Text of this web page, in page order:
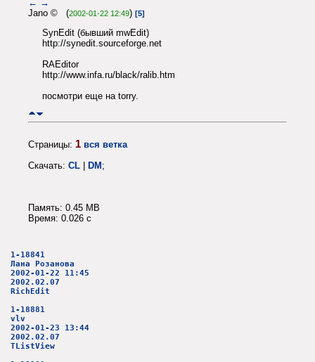
← →
Jano © (2002-01-22 12:49) [5]
SynEdit (бывший mwEdit)
http://synedit.sourceforge.net
RAEditor
http://www.infa.ru/black/ralib.htm
посмотри еще на torry.
Страницы: 1 вся ветка
Скачать: CL | DM;
Память: 0.45 MB
Время: 0.026 c
1-18841
Лана Розанова
2002-01-22 11:45
2002.02.07
RichEdit
1-18881
vlv
2002-01-23 13:44
2002.02.07
TListView